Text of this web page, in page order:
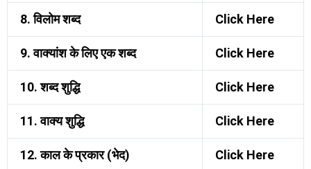
8. विलोम शब्द Click Here
9. वाक्यांश के लिए एक शब्द Click Here
10. शब्द शुद्धि Click Here
11. वाक्य शुद्धि Click Here
12. काल के प्रकार (भेद) Click Here